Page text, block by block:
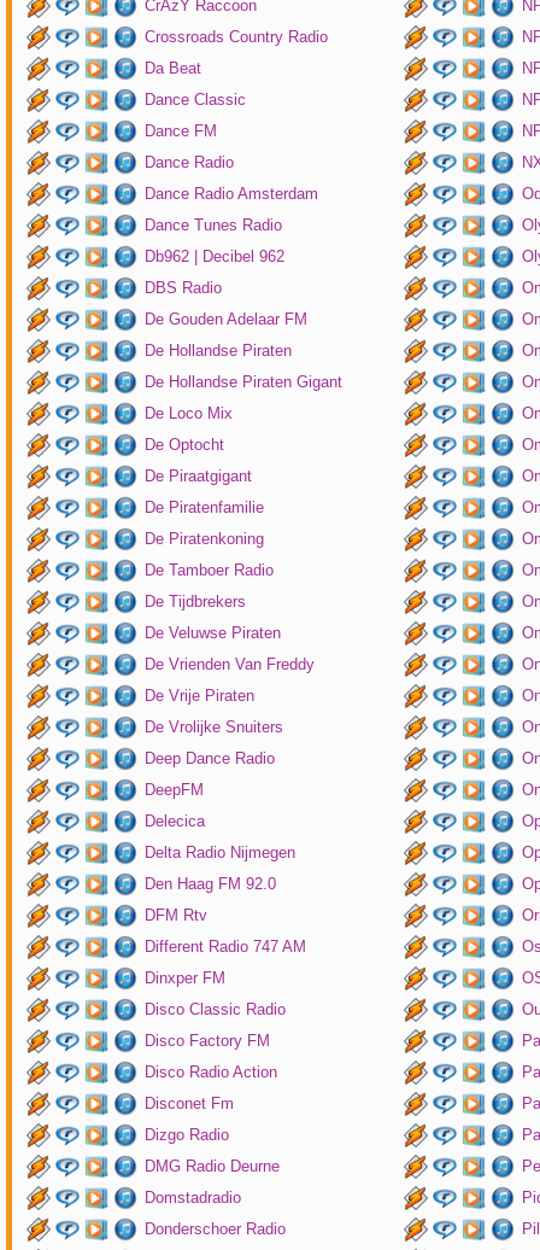
CrAzY Raccoon
Crossroads Country Radio
Da Beat
Dance Classic
Dance FM
Dance Radio
Dance Radio Amsterdam
Dance Tunes Radio
Db962 | Decibel 962
DBS Radio
De Gouden Adelaar FM
De Hollandse Piraten
De Hollandse Piraten Gigant
De Loco Mix
De Optocht
De Piraatgigant
De Piratenfamilie
De Piratenkoning
De Tamboer Radio
De Tijdbrekers
De Veluwse Piraten
De Vrienden Van Freddy
De Vrije Piraten
De Vrolijke Snuiters
Deep Dance Radio
DeepFM
Delecica
Delta Radio Nijmegen
Den Haag FM 92.0
DFM Rtv
Different Radio 747 AM
Dinxper FM
Disco Classic Radio
Disco Factory FM
Disco Radio Action
Disconet Fm
Dizgo Radio
DMG Radio Deurne
Domstadradio
Donderschoer Radio